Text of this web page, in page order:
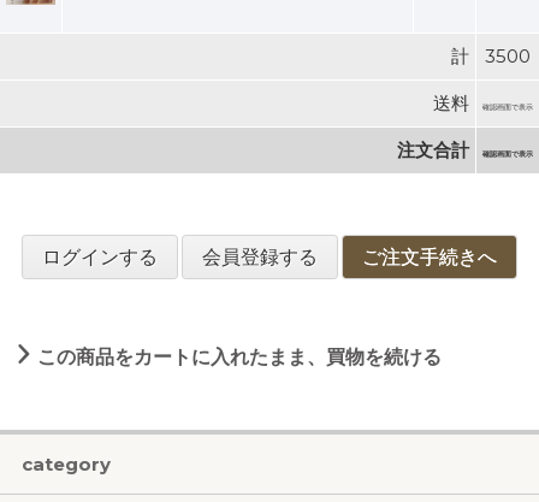
計 3500
送料 確認画面で表示
注文合計 確認画面で表示
ログインする 会員登録する ご注文手続きへ
この商品をカートに入れたまま、買物を続ける
category